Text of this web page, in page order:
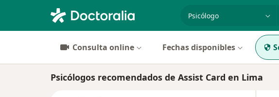
especialidad,
Consulta online Fechas disponibles
Psicólogos recomendados de Assist Card en Lima